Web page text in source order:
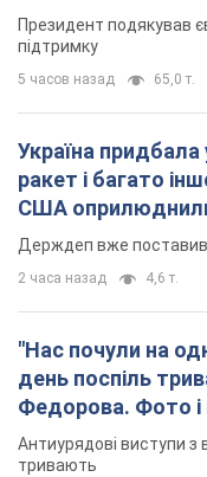
Президент подякував
підтримку
5 часов назад 65,0 т.
Україна придбала
ракет і багато
США
Держдеп вже поставив
2 часа назад 4,6 т.
"Нас почули на
день поспіль
Федорова. Фото і
Антиурядові виступи
тривають